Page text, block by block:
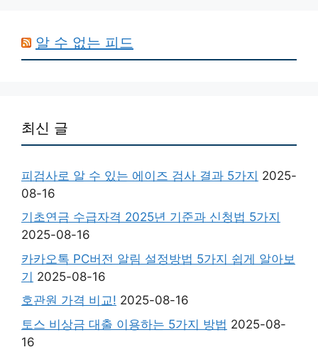
알 수 없는 피드
최신 글
피검사로 알 수 있는 에이즈 검사 결과 5가지 2025-
08-16
기초연금 수급자격 2025년 기준과 신청법 5가지
2025-08-16
카카오톡 PC버전 알림 설정방법 5가지 쉽게 알아보
기 2025-08-16
호관원 가격 비교! 2025-08-16
토스 비상금 대출 이용하는 5가지 방법 2025-08-
16